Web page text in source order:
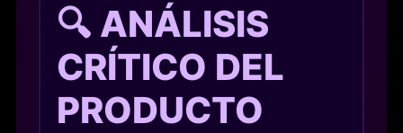
🔍 ANÁLISIS
CRÍTICO DEL
PRODUCTO